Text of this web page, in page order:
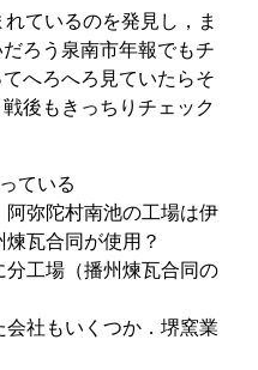
ているのを発見し，ま
ろう泉南市年報でもチ
へろへろ見ていたらそ
後もきっちりチェック
ている
弥陀村南池の工場は伊
瓦合同が使用？
工場（播州煉瓦合同の
会社もいくつか．堺窯業